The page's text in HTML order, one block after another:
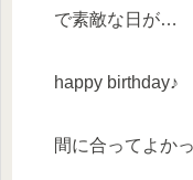
で素敵な日が…
happy birthday♪
間に合ってよか